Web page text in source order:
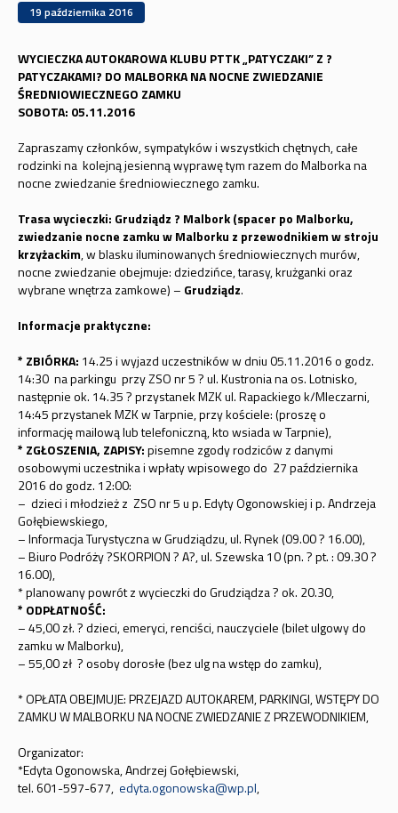
19 października 2016
WYCIECZKA AUTOKAROWA KLUBU PTTK „PATYCZAKI” Z ?
PATYCZAKAMI? DO MALBORKA NA NOCNE ZWIEDZANIE
ŚREDNIOWIECZNEGO ZAMKU
SOBOTA: 05.11.2016
Zapraszamy członków, sympatyków i wszystkich chętnych, całe
rodzinki na kolejną jesienną wyprawę tym razem do Malborka na
nocne zwiedzanie średniowiecznego zamku.
Trasa wycieczki: Grudziądz ? Malbork(spacer po Malborku,
zwiedzanie nocne zamku w Malborku z przewodnikiem w stroju
krzyżackim, w blasku iluminowanych średniowiecznych murów,
nocne zwiedzanie obejmuje: dziedzińce, tarasy, krużganki oraz
wybrane wnętrza zamkowe) – Grudziądz.
Informacje praktyczne:
* ZBIÓRKA: 14.25 i wyjazd uczestników w dniu 05.11.2016 o godz.
14:30 na parkingu przy ZSO nr 5 ? ul. Kustronia na os. Lotnisko,
następnie ok. 14.35 ? przystanek MZK ul. Rapackiego k/Mleczarni,
14:45 przystanek MZK w Tarpnie, przy kościele: (proszę o
informację mailową lub telefoniczną, kto wsiada w Tarpnie),
* ZGŁOSZENIA, ZAPISY:pisemne zgody rodziców z danymi
osobowymi uczestnika i wpłaty wpisowego do 27 października
2016 do godz. 12:00:
– dzieci i młodzież z ZSO nr 5 u p. Edyty Ogonowskiej i p. Andrzeja
Gołębiewskiego,
– Informacja Turystyczna w Grudziądzu, ul. Rynek (09.00 ? 16.00),
– Biuro Podróży ?SKORPION ? A?, ul. Szewska 10 (pn. ? pt. : 09.30 ?
16.00),
* planowany powrót z wycieczki do Grudziądza ? ok. 20.30,
* ODPŁATNOŚĆ:
– 45,00 zł. ? dzieci, emeryci, renciści, nauczyciele (bilet ulgowy do
zamku w Malborku),
– 55,00 zł ? osoby dorosłe (bez ulg na wstęp do zamku),
* OPŁATA OBEJMUJE: PRZEJAZD AUTOKAREM, PARKINGI, WSTĘPY DO
ZAMKU W MALBORKU NA NOCNE ZWIEDZANIE Z PRZEWODNIKIEM,
Organizator:
*Edyta Ogonowska, Andrzej Gołębiewski,
tel. 601-597-677, edyta.ogonowska@wp.pl,